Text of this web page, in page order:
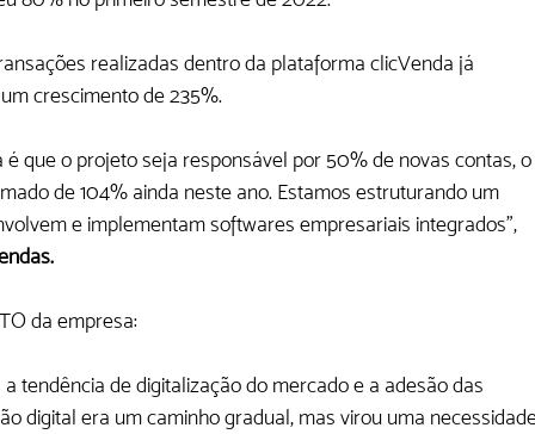
realizadas dentro da plataforma clicVenda já
crescimento de 235%.
que o projeto seja responsável por 50% de novas contas, o
de 104% ainda neste ano. Estamos estruturando um
e implementam softwares empresariais integrados”,
da empresa:
tendência de digitalização do mercado e a adesão das
digital era um caminho gradual, mas virou uma